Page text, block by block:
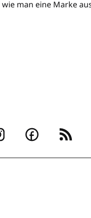
man eine Marke